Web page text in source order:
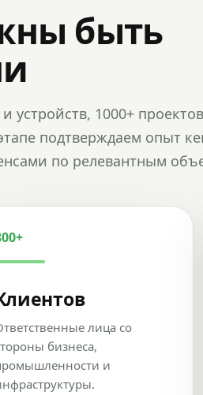
быть
и устройств, 1000+
подтверждаем опыт
по релевантным
лица со
бизнеса,
и